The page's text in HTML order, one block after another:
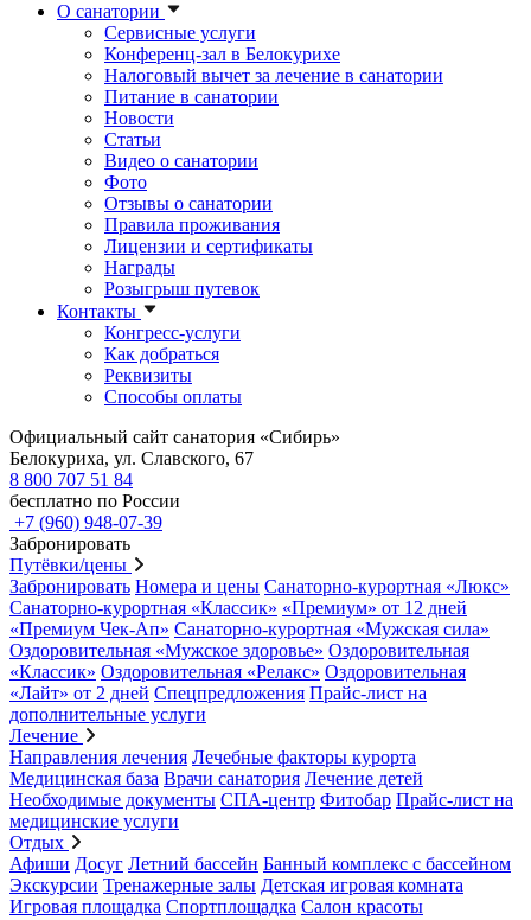
О санатории
Сервисные услуги
Конференц-зал в Белокурихе
Налоговый вычет за лечение в санатории
Питание в санатории
Новости
Статьи
Видео о санатории
Фото
Отзывы о санатории
Правила проживания
Лицензии и сертификаты
Награды
Розыгрыш путевок
Контакты
Конгресс-услуги
Как добраться
Реквизиты
Способы оплаты
Официальный сайт санатория «Сибирь»
Белокуриха, ул. Славского, 67
8 800 707 51 84
бесплатно по России
+7 (960) 948-07-39
Забронировать
Путёвки/цены
Забронировать Номера и цены Санаторно-курортная «Люкс»
Санаторно-курортная «Классик» «Премиум» от 12 дней
«Премиум Чек-Ап» Санаторно-курортная «Мужская сила»
Оздоровительная «Мужское здоровье» Оздоровительная
«Классик» Оздоровительная «Релакс» Оздоровительная
«Лайт» от 2 дней Спецпредложения Прайс-лист на
дополнительные услуги
Лечение
Направления лечения Лечебные факторы курорта
Медицинская база Врачи санатория Лечение детей
Необходимые документы СПА-центр Фитобар Прайс-лист на
медицинские услуги
Отдых
Афиши Досуг Летний бассейн Банный комплекс с бассейном
Экскурсии Тренажерные залы Детская игровая комната
Игровая площадка Спортплощадка Салон красоты